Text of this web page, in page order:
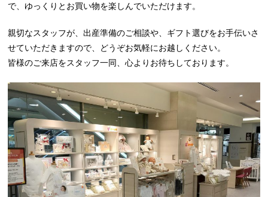
で、ゆっくりとお買い物を楽しんでいただけます。
親切なスタッフが、出産準備のご相談や、ギフト選びをお手伝いさ
せていただきますので、どうぞお気軽にお越しください。
皆様のご来店をスタッフ一同、心よりお待ちしております。